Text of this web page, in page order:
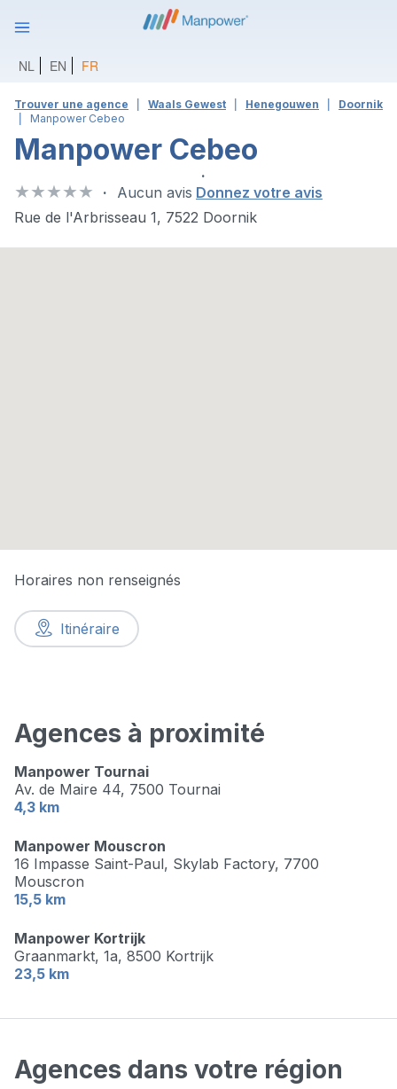
NL EN FR
Trouver une agence Waals Gewest Henegouwen
Doornik
Manpower Cebeo
Manpower Cebeo
Aucun avis Donnez votre avis
Rue de l'Arbrisseau 1, 7522 Doornik
Horaires non renseignés
Itinéraire
Agences à proximité
Manpower Tournai
Av. de Maire 44, 7500 Tournai
4,3 km
Manpower Mouscron
16 Impasse Saint-Paul, Skylab Factory, 7700
Mouscron
15,5 km
Manpower Kortrijk
Graanmarkt, 1a, 8500 Kortrijk
23,5 km
Agences dans votre région